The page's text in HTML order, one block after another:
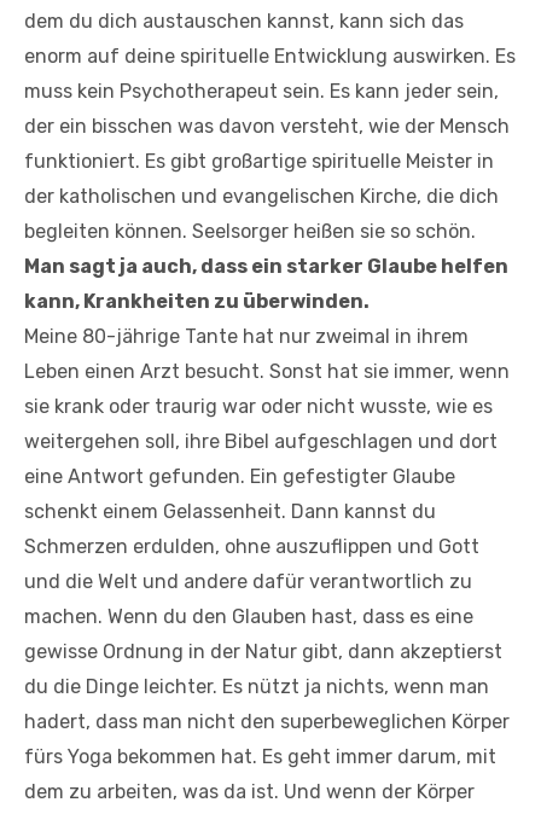
dem du dich austauschen kannst, kann sich das
enorm auf deine spirituelle Entwicklung auswirken. Es
muss kein Psychotherapeut sein. Es kann jeder sein,
der ein bisschen was davon versteht, wie der Mensch
funktioniert. Es gibt großartige spirituelle Meister in
der katholischen und evangelischen Kirche, die dich
begleiten können. Seelsorger heißen sie so schön.
Man sagt ja auch, dass ein starker Glaube helfen
kann, Krankheiten zu überwinden.
Meine 80-jährige Tante hat nur zweimal in ihrem
Leben einen Arzt besucht. Sonst hat sie immer, wenn
sie krank oder traurig war oder nicht wusste, wie es
weitergehen soll, ihre Bibel aufgeschlagen und dort
eine Antwort gefunden. Ein gefestigter Glaube
schenkt einem Gelassenheit. Dann kannst du
Schmerzen erdulden, ohne auszuflippen und Gott
und die Welt und andere dafür verantwortlich zu
machen. Wenn du den Glauben hast, dass es eine
gewisse Ordnung in der Natur gibt, dann akzeptierst
du die Dinge leichter. Es nützt ja nichts, wenn man
hadert, dass man nicht den superbeweglichen Körper
fürs Yoga bekommen hat. Es geht immer darum, mit
dem zu arbeiten, was da ist. Und wenn der Körper